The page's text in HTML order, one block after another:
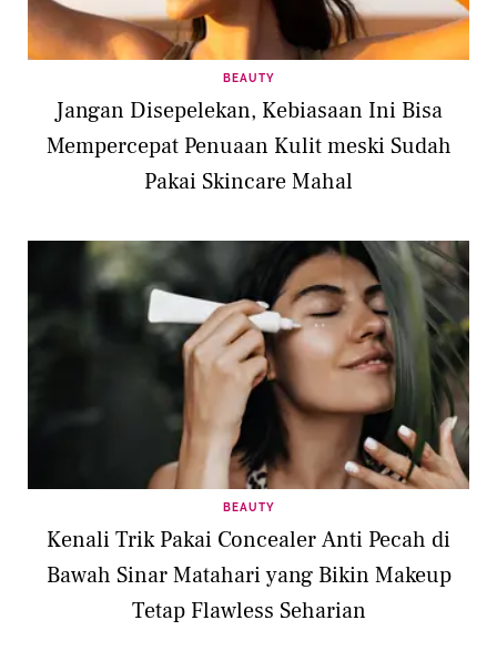
BEAUTY
Jangan Disepelekan, Kebiasaan Ini Bisa
Mempercepat Penuaan Kulit meski Sudah
Pakai Skincare Mahal
BEAUTY
Kenali Trik Pakai Concealer Anti Pecah di
Bawah Sinar Matahari yang Bikin Makeup
Tetap Flawless Seharian